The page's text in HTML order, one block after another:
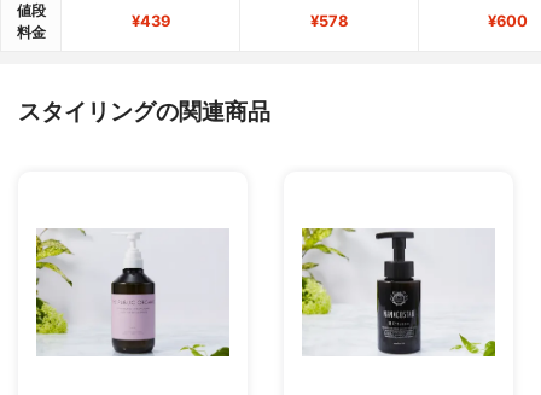
値段
料金
¥439 ¥578 ¥600
スタイリングの関連商品